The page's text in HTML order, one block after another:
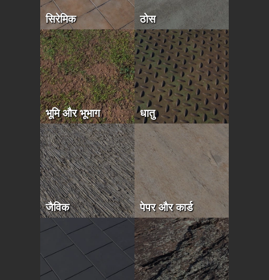
सिरेमिक ठोस
भूमि और भूभाग धातु
जैविक पेपर और कार्ड